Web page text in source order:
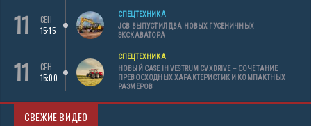
11
СЕН
15:15
СПЕЦТЕХНИКА
JCB ВЫПУСТИЛ ДВА НОВЫХ ГУСЕНИЧНЫХ
ЭКСКАВАТОРА
11
СЕН
15:00
СПЕЦТЕХНИКА
НОВЫЙ CASE IH VESTRUM CVXDRIVE – СОЧЕТАНИЕ
ПРЕВОСХОДНЫХ ХАРАКТЕРИСТИК И КОМПАКТНЫХ
РАЗМЕРОВ
СВЕЖИЕ ВИДЕО